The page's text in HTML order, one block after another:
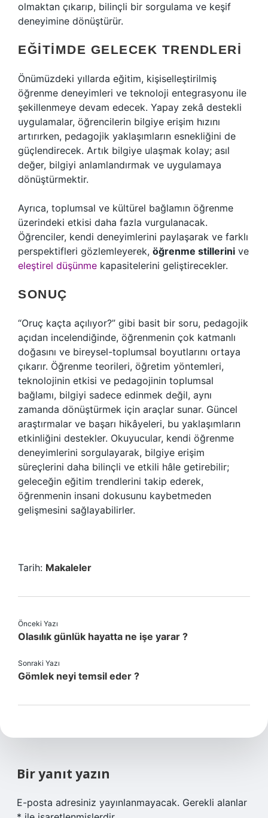
olmaktan çıkarıp, bilinçli bir sorgulama ve keşif
deneyimine dönüştürür.
EĞITIMDE GELECEK TRENDLERI
Önümüzdeki yıllarda eğitim, kişiselleştirilmiş
öğrenme deneyimleri ve teknoloji entegrasyonu ile
şekillenmeye devam edecek. Yapay zekâ destekli
uygulamalar, öğrencilerin bilgiye erişim hızını
artırırken, pedagojik yaklaşımların esnekliğini de
güçlendirecek. Artık bilgiye ulaşmak kolay; asıl
değer, bilgiyi anlamlandırmak ve uygulamaya
dönüştürmektir.
Ayrıca, toplumsal ve kültürel bağlamın öğrenme
üzerindeki etkisi daha fazla vurgulanacak.
Öğrenciler, kendi deneyimlerini paylaşarak ve farklı
perspektifleri gözlemleyerek, öğrenme stillerini ve
eleştirel düşünme kapasitelerini geliştirecekler.
SONUÇ
“Oruç kaçta açılıyor?” gibi basit bir soru, pedagojik
açıdan incelendiğinde, öğrenmenin çok katmanlı
doğasını ve bireysel-toplumsal boyutlarını ortaya
çıkarır. Öğrenme teorileri, öğretim yöntemleri,
teknolojinin etkisi ve pedagojinin toplumsal
bağlamı, bilgiyi sadece edinmek değil, aynı
zamanda dönüştürmek için araçlar sunar. Güncel
araştırmalar ve başarı hikâyeleri, bu yaklaşımların
etkinliğini destekler. Okuyucular, kendi öğrenme
deneyimlerini sorgulayarak, bilgiye erişim
süreçlerini daha bilinçli ve etkili hâle getirebilir;
geleceğin eğitim trendlerini takip ederek,
öğrenmenin insani dokusunu kaybetmeden
gelişmesini sağlayabilirler.
Tarih: Makaleler
Önceki Yazı
Olasılık günlük hayatta ne işe yarar ?
Sonraki Yazı
Gömlek neyi temsil eder ?
Bir yanıt yazın
E-posta adresiniz yayınlanmayacak. Gerekli alanlar